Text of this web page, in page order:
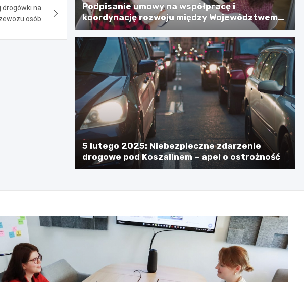
drogówki na
osób
Podpisanie umowy na współpracę i
koordynację rozwoju między Województwem
Zachodniopomorskim a Gminą Miastem
Koszalin
5 lutego 2025: Niebezpieczne zdarzenie
drogowe pod Koszalinem – apel o ostrożność